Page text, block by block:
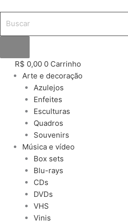
R$ 0,00 0 Carrinho
Arte e decoração
Azulejos
Enfeites
Esculturas
Quadros
Souvenirs
Música e vídeo
Box sets
Blu-rays
CDs
DVDs
VHS
Vinis